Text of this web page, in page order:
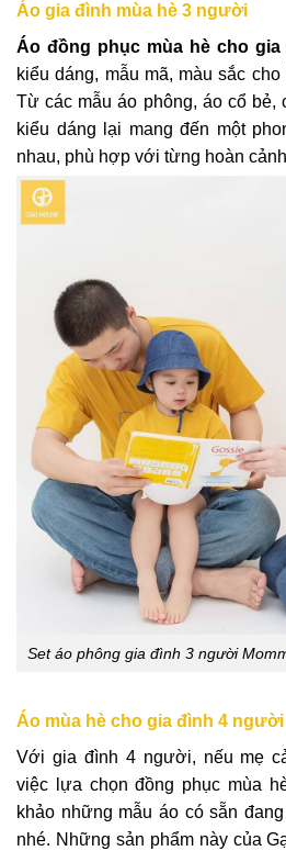
Áo gia đình mùa hè 3 người
Áo đồng phục mùa hè cho
kiểu dáng, mẫu mã, màu sắc
Từ các mẫu áo phông, áo cổ
kiểu dáng lại mang đến một
nhau, phù hợp với từng hoàn
Set áo phông gia đình 3 người
Áo mùa hè cho gia đình 4 người
Với gia đình 4 người, nếu mẹ
việc lựa chọn đồng phục mùa
khảo những mẫu áo có sẵn
nhé. Những sản phẩm này của